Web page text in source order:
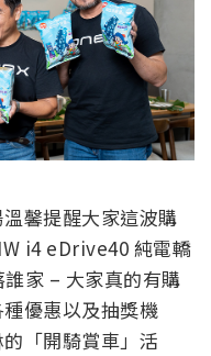
馨提醒大家這波購
i4 eDrive40 純電轎
家 – 大家真的有購
優惠以及抽獎機
「開騎賞車」活